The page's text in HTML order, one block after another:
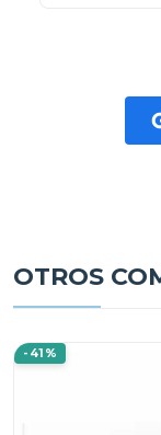
OTROS
-41%